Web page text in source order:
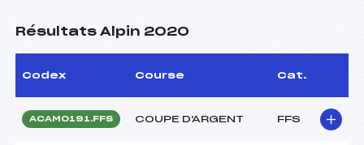
Résultats Alpin 2020
Codex Course Cat.
ACAM0191.FFS COUPE D'ARGENT FFS